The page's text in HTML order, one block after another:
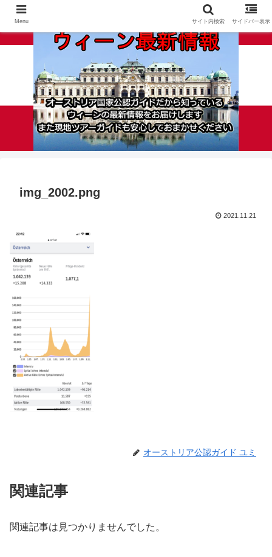
img_2002.png
2021.11.21
オーストリア公認ガイド ユミ
関連記事
関連記事は見つかりませんでした。
Menu サイト内検索 サイドバー表示